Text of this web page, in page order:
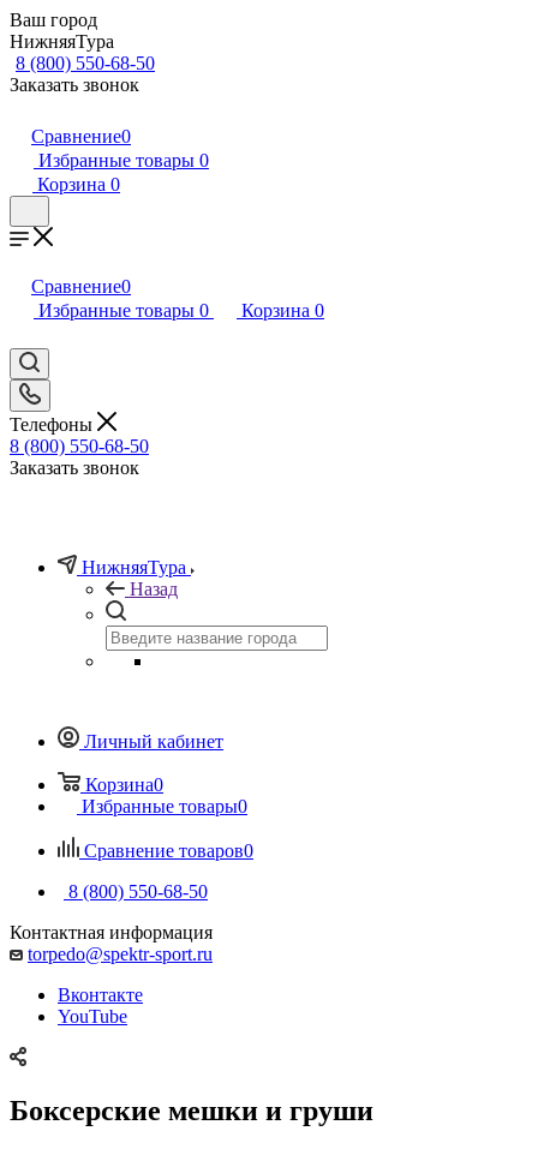
Ваш город
НижняяТура
8 (800) 550-68-50
Заказать звонок
Сравнение0
Избранные товары 0
Корзина 0
Сравнение0
Избранные товары 0 Корзина 0
Телефоны
8 (800) 550-68-50
Заказать звонок
НижняяТура
Назад
Личный кабинет
Корзина0
Избранные товары0
Сравнение товаров0
8 (800) 550-68-50
Контактная информация
torpedo@spektr-sport.ru
Вконтакте
YouTube
Боксерские мешки и груши